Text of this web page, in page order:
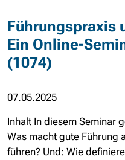
Führungspraxis
Ein Online-
(1074)
07.05.2025
Inhalt In diesem Seminar
Was macht gute Führung
führen? Und: Wie